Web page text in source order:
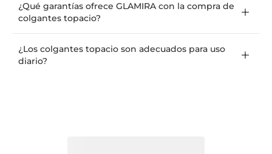
¿Qué garantías ofrece GLAMIRA con la compra de
colgantes topacio?
¿Los colgantes topacio son adecuados para uso
diario?